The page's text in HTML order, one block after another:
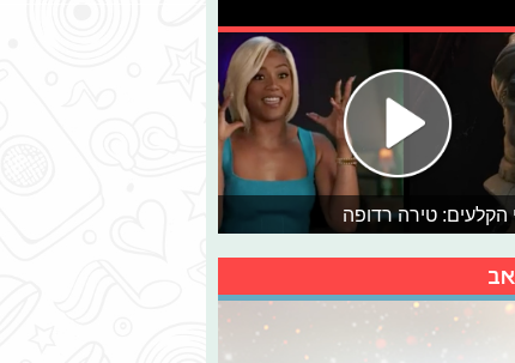
הקלעים: טירה רדופה